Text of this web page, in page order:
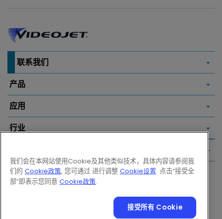
联系我们
产品
应用
行业
Follow us on:
© 2026 Videojet Technologies Inc.
我们会在本网站使用Cookie及其他类似技术，具体内容请参阅我
们的 Cookie政策, 您可通过 进行调整 Cookie设置. 点击“接受全
部”即表示您同意 Cookie政策.
接受所有 Cookie